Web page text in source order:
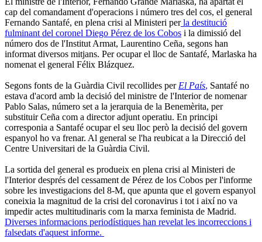
cap del comandament d'operacions i número tres del cos, el general
Fernando Santafé, en plena crisi al Ministeri perla destitució
fulminant del coronel Diego Pérez de los Cobos i la dimissió del
número dos de l'Institut Armat, Laurentino Ceña, segons han
informat diversos mitjans. Per ocupar el lloc de Santafé, Marlaska ha
nomenat el general Félix Blázquez.
Segons fonts de la Guàrdia Civil recollides per El País, Santafé no
estava d'acord amb la decisió del ministre de l'Interior de nomenar
Pablo Salas, número set a la jerarquia de la Benemèrita, per
substituir Ceña com a director adjunt operatiu. En principi
corresponia a Santafé ocupar el seu lloc però la decisió del govern
espanyol ho va frenar. Al general se l'ha reubicat a la Direcció del
Centre Universitari de la Guàrdia Civil.
La sortida del general es produeix en plena crisi al Ministeri de
l'Interior després del cessament de Pérez de los Cobos per l'informe
sobre les investigacions del 8-M, que apunta que el govern espanyol
coneixia la magnitud de la crisi del coronavirus i tot i així no va
impedir actes multitudinaris com la marxa feminista de Madrid.
Diverses informacions periodístiques han revelat les incorreccions i
falsedats d'aquest informe.